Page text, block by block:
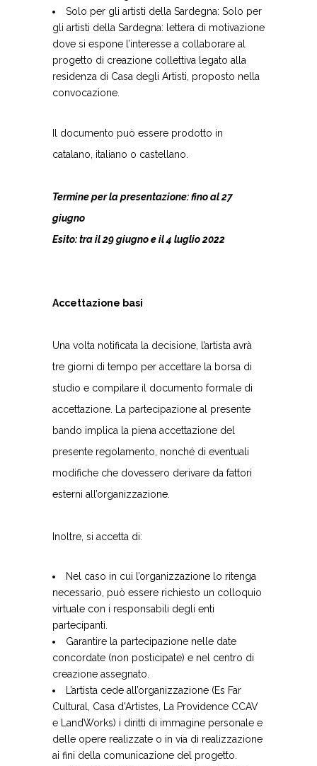
Solo per gli artisti della Sardegna: Solo per
gli artisti della Sardegna: lettera di motivazione
dove si espone l’interesse a collaborare al
progetto di creazione collettiva legato alla
residenza di Casa degli Artisti, proposto nella
convocazione.
Il documento può essere prodotto in
catalano, italiano o castellano.
Termine per la presentazione: fino al 27
giugno
Esito: tra il 29 giugno e il 4 luglio 2022
Accettazione basi
Una volta notificata la decisione, l’artista avrà
tre giorni di tempo per accettare la borsa di
studio e compilare il documento formale di
accettazione. La partecipazione al presente
bando implica la piena accettazione del
presente regolamento, nonché di eventuali
modifiche che dovessero derivare da fattori
esterni all’organizzazione.
Inoltre, si accetta di:
Nel caso in cui l’organizzazione lo ritenga
necessario, può essere richiesto un colloquio
virtuale con i responsabili degli enti
partecipanti.
Garantire la partecipazione nelle date
concordate (non posticipate) e nel centro di
creazione assegnato.
L’artista cede all’organizzazione (Es Far
Cultural, Casa d’Artistes, La Providence CCAV
e LandWorks) i diritti di immagine personale e
delle opere realizzate o in via di realizzazione
ai fini della comunicazione del progetto.